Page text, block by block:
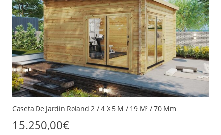
Caseta De Jardín Roland 2 / 4 X 5 M / 19 M² / 70 Mm
15.250,00€